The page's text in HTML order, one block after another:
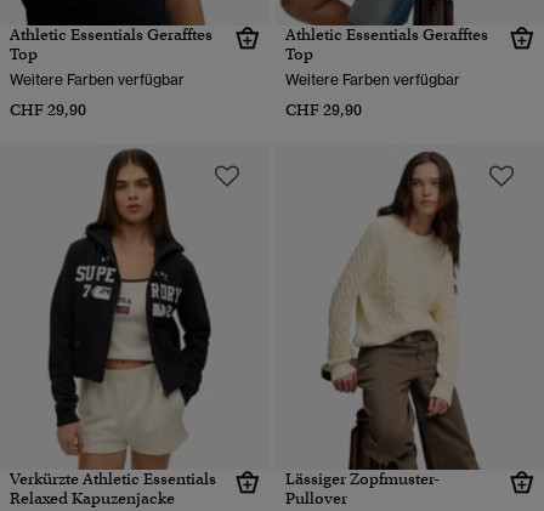
Athletic Essentials Gerafftes
Top
Weitere Farben verfügbar
CHF 29,90
Athletic Essentials Gerafftes
Top
Weitere Farben verfügbar
CHF 29,90
Verkürzte Athletic Essentials
Relaxed Kapuzenjacke
Lässiger Zopfmuster-
Pullover